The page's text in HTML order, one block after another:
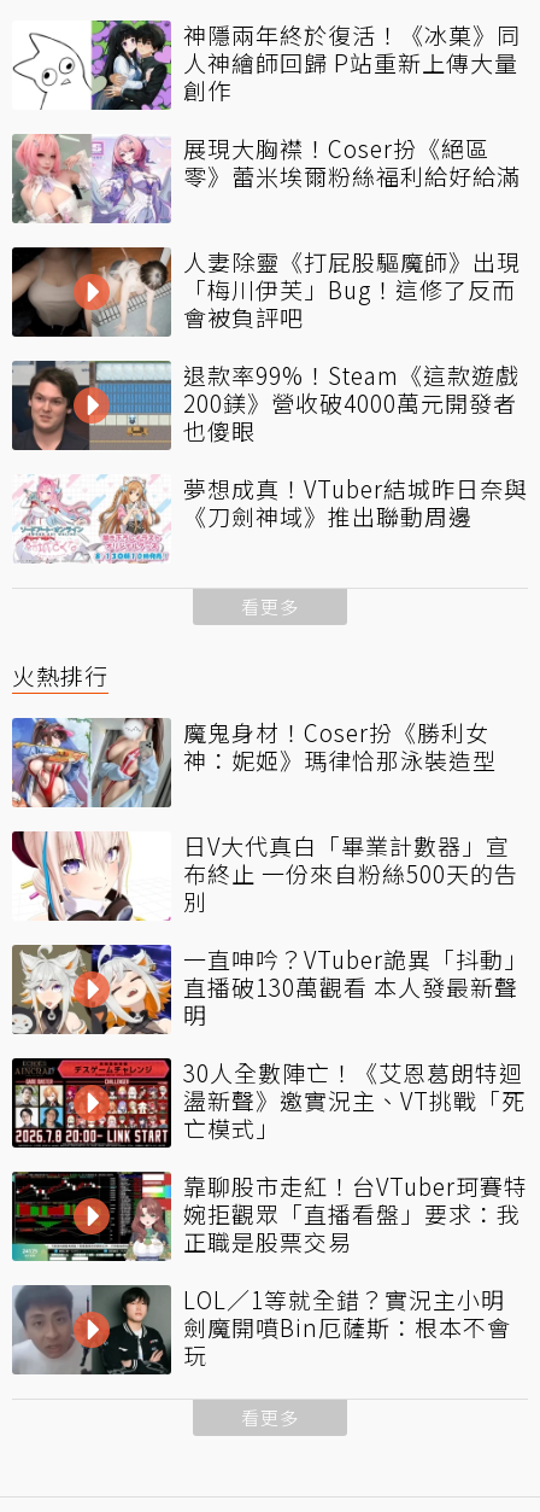
神隱兩年終於復活！《冰菓》同
人神繪師回歸 P站重新上傳大量
創作
展現大胸襟！Coser扮《絕區
零》蕾米埃爾粉絲福利給好給滿
人妻除靈《打屁股驅魔師》出現
「梅川伊芙」Bug！這修了反而
會被負評吧
退款率99%！Steam《這款遊戲
200鎂》營收破4000萬元開發者
也傻眼
夢想成真！VTuber結城昨日奈與
《刀劍神域》推出聯動周邊
看更多
火熱排行
魔鬼身材！Coser扮《勝利女
神：妮姬》瑪律恰那泳裝造型
日V大代真白「畢業計數器」宣
布終止 一份來自粉絲500天的告
別
一直呻吟？VTuber詭異「抖動」
直播破130萬觀看 本人發最新聲
明
30人全數陣亡！《艾恩葛朗特迴
盪新聲》邀實況主、VT挑戰「死
亡模式」
靠聊股市走紅！台VTuber珂賽特
婉拒觀眾「直播看盤」要求：我
正職是股票交易
LOL／1等就全錯？實況主小明
劍魔開噴Bin厄薩斯：根本不會
玩
看更多